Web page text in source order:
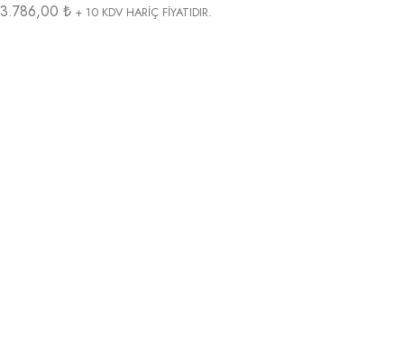
3.786,00 ₺ + 10 KDV HARİÇ FİYATIDIR.